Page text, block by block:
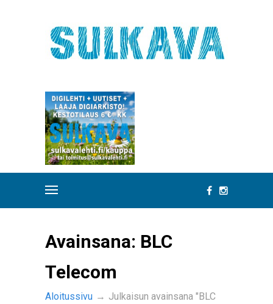
Avainsana: BLC
Telecom
Aloitussivu → Julkaisun avainsana "BLC